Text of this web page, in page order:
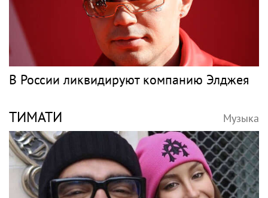
В России ликвидируют компанию Элджея
ТИМАТИ Музыка